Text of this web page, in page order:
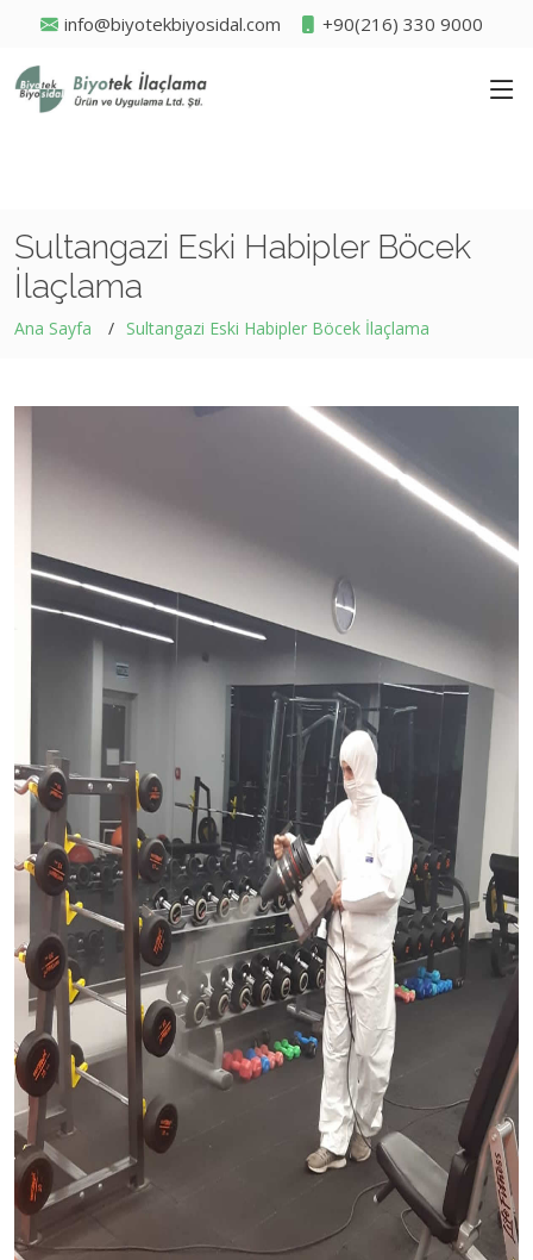
info@biyotekbiyosidal.com +90(216) 330 9000
Sultangazi Eski Habipler Böcek
İlaçlama
Ana Sayfa Sultangazi Eski Habipler Böcek İlaçlama